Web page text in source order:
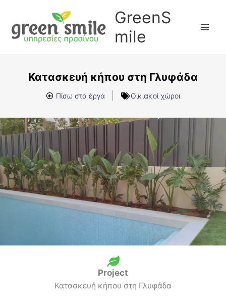
περιεχόμενο
GreenS
mile
Κατασκευή κήπου στη Γλυφάδα
Πίσω στα έργα Οικιακοί χώροι
Project
Κατασκευή κήπου στη Γλυφάδα